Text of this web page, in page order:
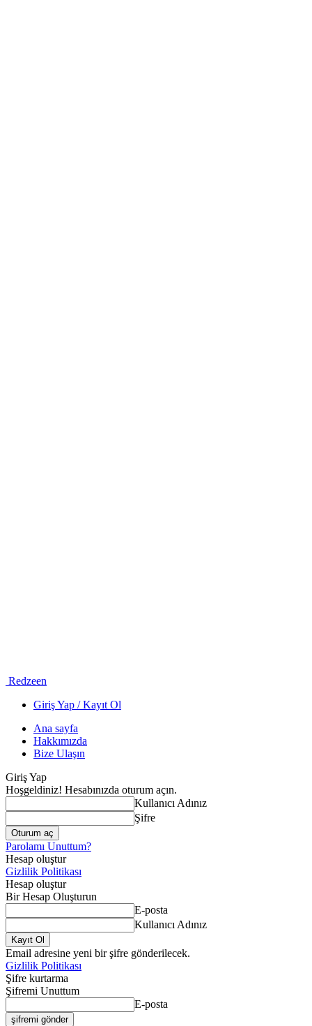
Redzeen
Giriş Yap / Kayıt Ol
Ana sayfa
Hakkımızda
Bize Ulaşın
Giriş Yap
Hoşgeldiniz! Hesabınızda oturum açın.
Kullanıcı Adınız
Şifre
Parolamı Unuttum?
Hesap oluştur
Gizlilik Politikası
Hesap oluştur
Bir Hesap Oluşturun
E-posta
Kullanıcı Adınız
Email adresine yeni bir şifre gönderilecek.
Gizlilik Politikası
Şifre kurtarma
Şifremi Unuttum
E-posta